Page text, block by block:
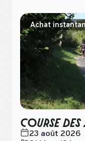
Achat
COURSE
23 août 2026